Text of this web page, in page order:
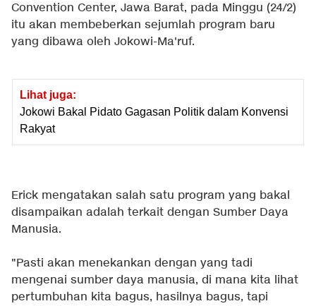
Convention Center, Jawa Barat, pada Minggu (24/2)
itu akan membeberkan sejumlah program baru
yang dibawa oleh Jokowi-Ma'ruf.
Lihat juga:
Jokowi Bakal Pidato Gagasan Politik dalam Konvensi
Rakyat
Erick mengatakan salah satu program yang bakal
disampaikan adalah terkait dengan Sumber Daya
Manusia.
"Pasti akan menekankan dengan yang tadi
mengenai sumber daya manusia, di mana kita lihat
pertumbuhan kita bagus, hasilnya bagus, tapi